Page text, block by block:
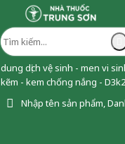
dung dịch vệ sinh - men vi
kẽm - kem chống nắng -
Nhập tên sản phẩm,